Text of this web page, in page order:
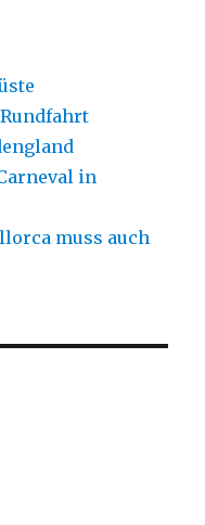
in
muss auch